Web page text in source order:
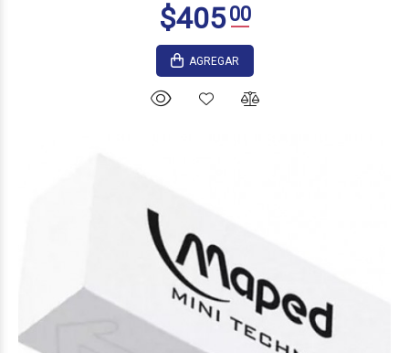
AGREGAR